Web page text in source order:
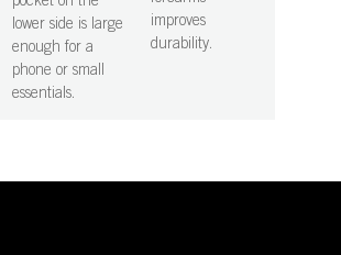
lower side is large
enough for a
phone or small
essentials.
improves
durability.